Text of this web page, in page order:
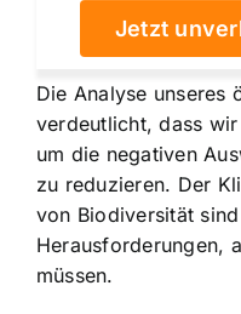
Jetzt
Die Analyse unseres
verdeutlicht, dass
um die negativen
zu reduzieren. Der
von Biodiversität
Herausforderungen,
müssen.